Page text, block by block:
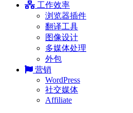
工作效率
浏览器插件
翻译工具
图像设计
多媒体处理
外包
营销
WordPress
社交媒体
Affiliate